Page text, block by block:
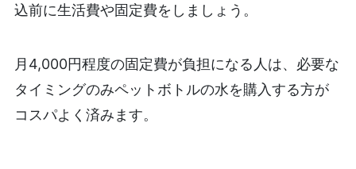
込前に生活費や固定費をしましょう。
月4,000円程度の固定費が負担になる人は、必要な
タイミングのみペットボトルの水を購入する方が
コスパよく済みます。